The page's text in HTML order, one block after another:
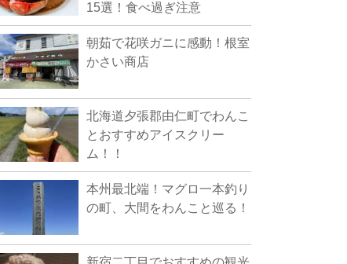
15選！食べ過ぎ注意
朝茹で花咲ガニに感動！根室
かさい商店
北海道夕張郡由仁町でわんこ
とおすすめアイスクリー
ム！！
本州最北端！マグロ一本釣り
の町、大間をわんこと巡る！